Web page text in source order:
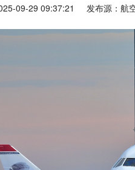
09-29 09:37:21 发布源：航